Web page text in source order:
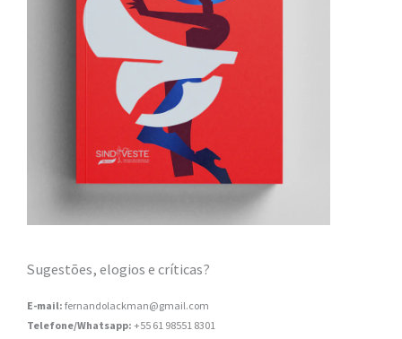
Sugestões, elogios e críticas?
E-mail: fernandolackman@gmail.com
Telefone/Whatsapp: +55 61 98551 8301